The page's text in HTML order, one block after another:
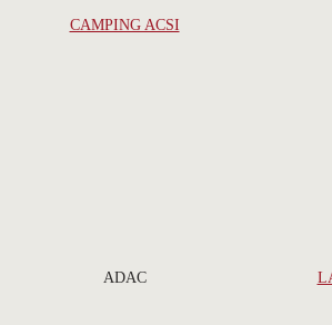
CAMPING ACSI
ADAC